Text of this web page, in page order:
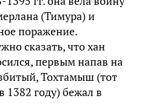
(Тимура) и
поражение.
сказать, что хан
первым напав на
Тохтамыш (тот
1382 году) бежал в